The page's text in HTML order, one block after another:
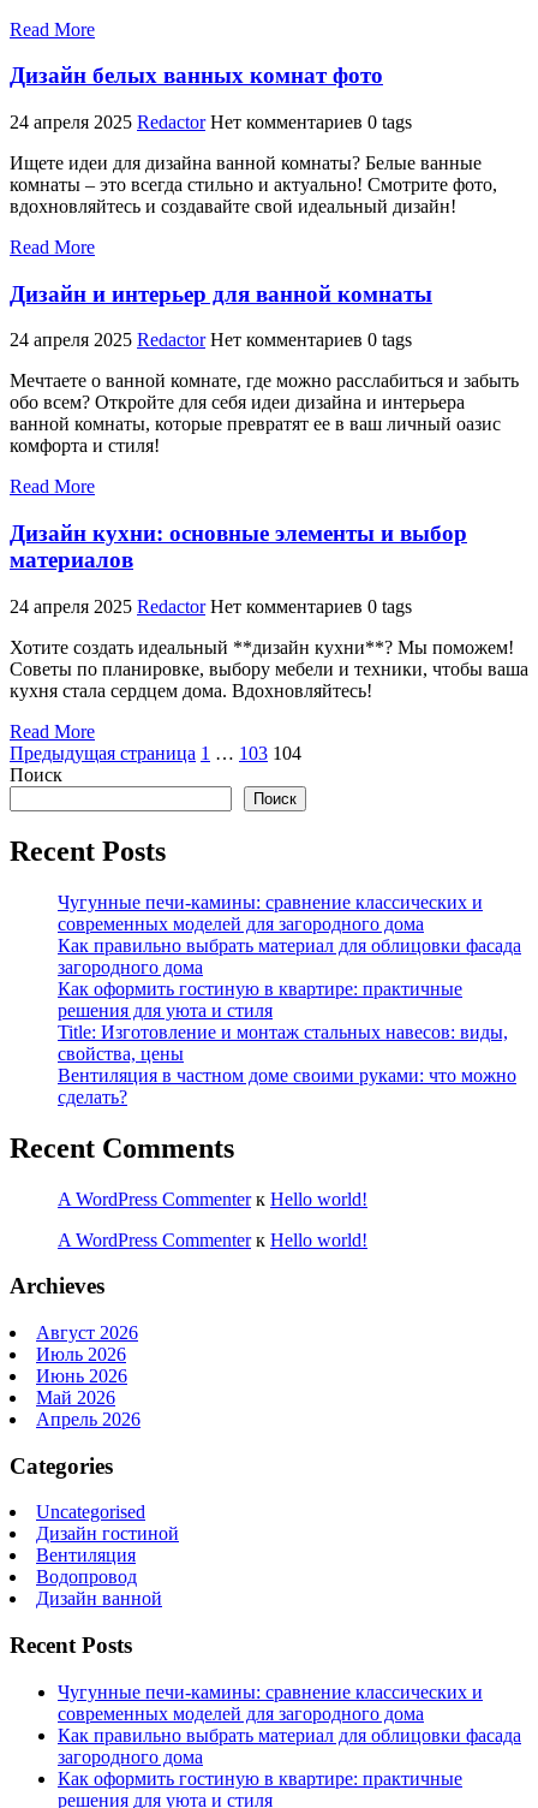
Read More
Дизайн белых ванных комнат фото
24 апреля 2025 Redactor Нет комментариев 0 tags
Ищете идеи для дизайна ванной комнаты? Белые ванные
комнаты – это всегда стильно и актуально! Смотрите фото,
вдохновляйтесь и создавайте свой идеальный дизайн!
Read More
Дизайн и интерьер для ванной комнаты
24 апреля 2025 Redactor Нет комментариев 0 tags
Мечтаете о ванной комнате, где можно расслабиться и забыть
обо всем? Откройте для себя идеи дизайна и интерьера
ванной комнаты, которые превратят ее в ваш личный оазис
комфорта и стиля!
Read More
Дизайн кухни: основные элементы и выбор
материалов
24 апреля 2025 Redactor Нет комментариев 0 tags
Хотите создать идеальный **дизайн кухни**? Мы поможем!
Советы по планировке, выбору мебели и техники, чтобы ваша
кухня стала сердцем дома. Вдохновляйтесь!
Read More
Пагинация
записей
Предыдущая страница Страница
1 … Страница
103 Страница
104
Поиск
Поиск
Recent Posts
Чугунные печи-камины: сравнение классических и
современных моделей для загородного дома
Как правильно выбрать материал для облицовки фасада
загородного дома
Как оформить гостиную в квартире: практичные
решения для уюта и стиля
Title: Изготовление и монтаж стальных навесов: виды,
свойства, цены
Вентиляция в частном доме своими руками: что можно
сделать?
Recent Comments
A WordPress Commenterк Hello world!
A WordPress Commenterк Hello world!
Archieves
Август 2026
Июль 2026
Июнь 2026
Май 2026
Апрель 2026
Categories
Uncategorised
Дизайн гостиной
Вентиляция
Водопровод
Дизайн ванной
Recent Posts
Чугунные печи-камины: сравнение классических и
современных моделей для загородного дома
Как правильно выбрать материал для облицовки фасада
загородного дома
Как оформить гостиную в квартире: практичные
решения для уюта и стиля